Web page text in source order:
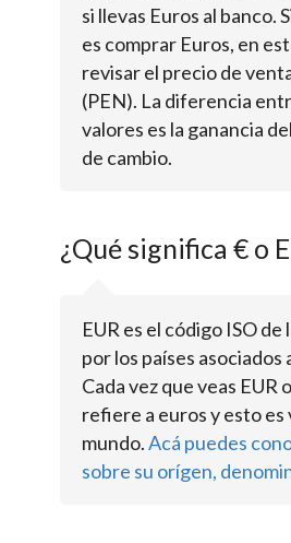
si llevas Euros al banco.
es comprar Euros, en
revisar el precio de
(PEN). La diferencia
valores es la ganancia
de cambio.
¿Qué significa € o
EUR es el código ISO
por los países asociados
Cada vez que veas EUR
refiere a euros y esto es
mundo.Acá puedes
sobre su orígen,